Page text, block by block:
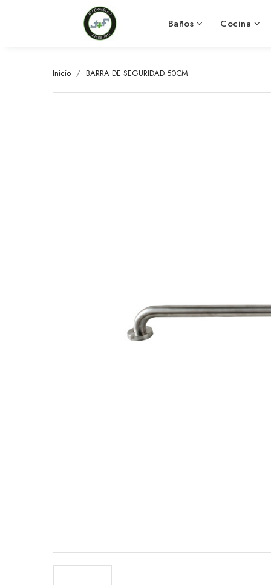
Baños Cocina
Inicio BARRA DE SEGURIDAD 50CM